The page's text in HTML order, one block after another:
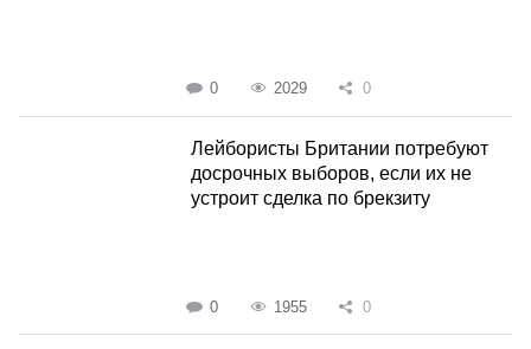
0 2029 0
Лейбористы Британии потребуют
досрочных выборов, если их не
устроит сделка по брекзиту
0 1955 0